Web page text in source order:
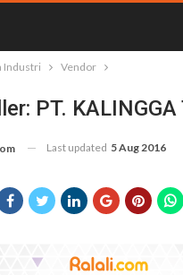
Industri Vendor
PT. KALINGGA
Last updated 5 Aug 2016